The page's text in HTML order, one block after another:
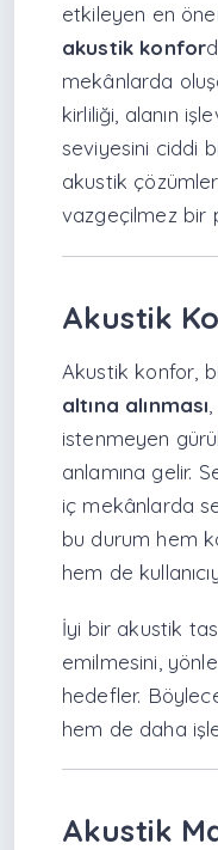
etkileyen en
akustik konfor
mekânlarda
kirliliği, alanın
seviyesini ciddi
akustik
vazgeçilmez bir
Akustik
Akustik konfor,
altına alınması
istenmeyen
anlamına gelir.
iç mekânlarda
bu durum hem
hem de
İyi bir akustik
emilmesini,
hedefler.
hem de daha
Akustik